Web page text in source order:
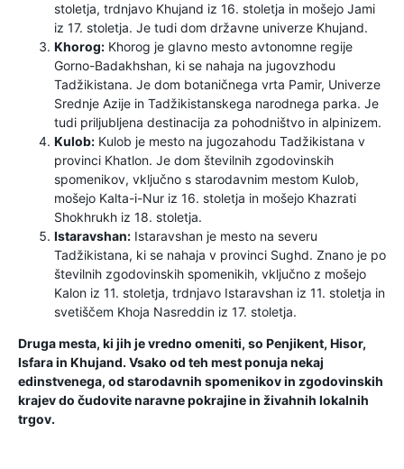
stoletja, trdnjavo Khujand iz 16. stoletja in mošejo Jami
iz 17. stoletja. Je tudi dom državne univerze Khujand.
Khorog: Khorog je glavno mesto avtonomne regije
Gorno-Badakhshan, ki se nahaja na jugovzhodu
Tadžikistana. Je dom botaničnega vrta Pamir, Univerze
Srednje Azije in Tadžikistanskega narodnega parka. Je
tudi priljubljena destinacija za pohodništvo in alpinizem.
Kulob: Kulob je mesto na jugozahodu Tadžikistana v
provinci Khatlon. Je dom številnih zgodovinskih
spomenikov, vključno s starodavnim mestom Kulob,
mošejo Kalta-i-Nur iz 16. stoletja in mošejo Khazrati
Shokhrukh iz 18. stoletja.
Istaravshan: Istaravshan je mesto na severu
Tadžikistana, ki se nahaja v provinci Sughd. Znano je po
številnih zgodovinskih spomenikih, vključno z mošejo
Kalon iz 11. stoletja, trdnjavo Istaravshan iz 11. stoletja in
svetiščem Khoja Nasreddin iz 17. stoletja.
Druga mesta, ki jih je vredno omeniti, so Penjikent, Hisor,
Isfara in Khujand. Vsako od teh mest ponuja nekaj
edinstvenega, od starodavnih spomenikov in zgodovinskih
krajev do čudovite naravne pokrajine in živahnih lokalnih
trgov.